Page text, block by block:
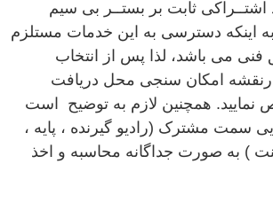
اشتــراکی ثابت بر بستــر بی سیم
اینکه دسترسی به این خدمات مستلزم
فنی می باشد، لذا پس از انتخاب
امکان سنجی محل دریافت
همچنین لازم به توضیح است
سمت مشترک (رادیو گیرنده ، پایه ،
) به صورت جداگانه محاسبه و اخذ